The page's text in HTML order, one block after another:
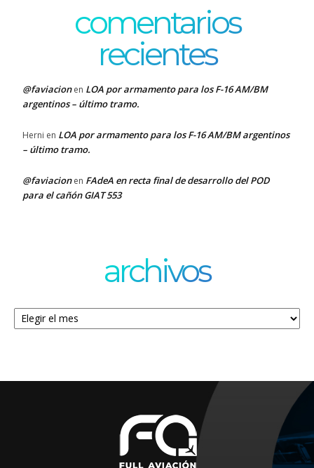
comentarios
recientes
@faviacionen LOA por armamento para los F-16 AM/BM
argentinos – último tramo.
Herni en LOA por armamento para los F-16 AM/BM argentinos
– último tramo.
@faviacionen FAdeA en recta final de desarrollo del POD
para el cañón GIAT 553
archivos
Archivos